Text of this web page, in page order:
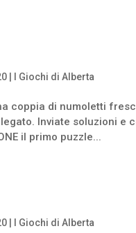
I Giochi di Alberta
coppia di numoletti
Inviate soluzioni e
il primo puzzle...
I Giochi di Alberta